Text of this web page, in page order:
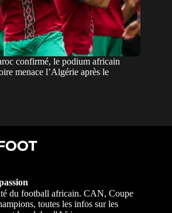
confirmé, le podium africain
menace l’Algérie après le
du football africain. CAN, Coupe
toutes les infos sur les